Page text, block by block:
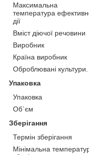
Максимальна
температура
дії
Вміст діючої речовини
Виробник
Країна виробник
Оброблювані культури.
Упаковка
Упаковка
Об`єм
Зберігання
Термін зберігання
Мінімальна